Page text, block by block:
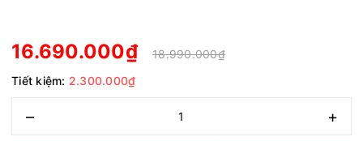
16.690.000₫
18.990.000₫
Tiết kiệm: 2.300.000₫
– +